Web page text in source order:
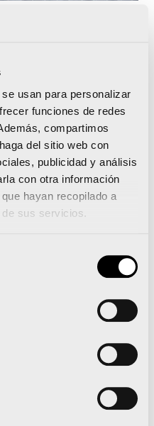
usan para personalizar
funciones de redes
compartimos
del sitio web con
publicidad y análisis
con otra información
hayan recopilado a
sus servicios.
running abre el V
Sports
el running femenino
con su 5ª edición
Valencia
presenta su
en